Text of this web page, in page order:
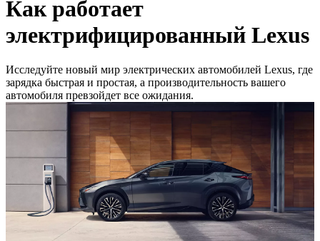
Как работает
электрифицированный Lexus
Исследуйте новый мир электрических автомобилей Lexus, где
зарядка быстрая и простая, а производительность вашего
автомобиля превзойдет все ожидания.